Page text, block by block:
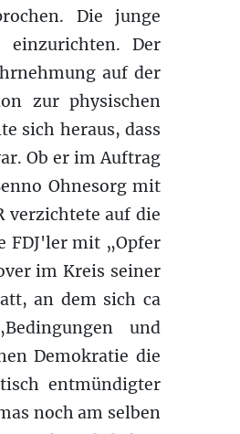
Die junge
Der
auf der
zur physischen
sich heraus, dass
Ob er im Auftrag
Ohnesorg mit
verzichtete auf die
FDJ'ler mit „Opfer
im Kreis seiner
an dem sich ca
und
Demokratie die
entmündigter
noch am selben